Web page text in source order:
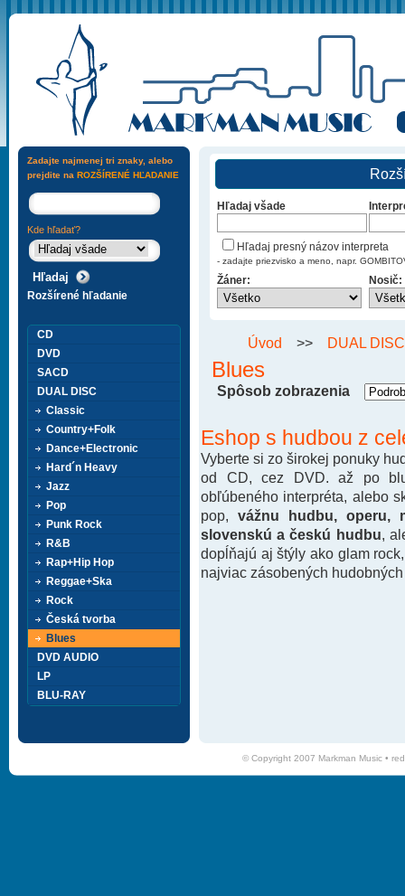
Hľadaj všade
Hľadaj presný názov interpreta
- zadajte priezvisko a meno, napr.
Žáner: Nosič:
Úvod >> DUAL DISC
Blues
Spôsob zobrazenia
Eshop s hudbou z
Vyberte si zo širokej ponuky
od CD, cez DVD. až po
obľúbeného interpréta, alebo
pop, vážnu hudbu, operu,
slovenskú a českú hudbu ,
dopĺňajú aj štýly ako glam
najviac zásobených
Zadajte najmenej tri znaky, alebo
prejdite na ROZŠÍRENÉ HĽADANIE
Kde hľadať?
Rozšírené hľadanie
CD
DVD
SACD
DUAL DISC
Classic
Country+Folk
Dance+Electronic
Hard´n Heavy
Jazz
Pop
Punk Rock
R&B
Rap+Hip Hop
Reggae+Ska
Rock
Česká tvorba
Blues
DVD AUDIO
LP
BLU-RAY
© Copyright 2007 Markman Music •